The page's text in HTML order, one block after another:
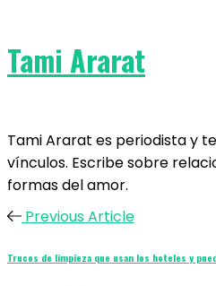
Tami Ararat
Tami Ararat es periodista y
vínculos. Escribe sobre
formas del amor.
Previous Article
Trucos de limpieza que usan los hoteles y